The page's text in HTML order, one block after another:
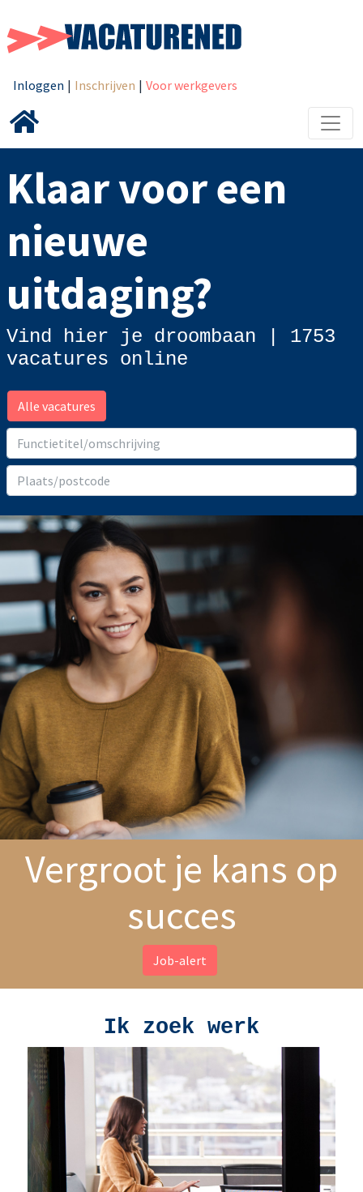
Inloggen | Inschrijven | Voor werkgevers
Klaar voor een
nieuwe
uitdaging?
Vind hier je droombaan | 1753
vacatures online
Alle vacatures
Vergroot je kans op
succes
Job-alert
Ik zoek werk